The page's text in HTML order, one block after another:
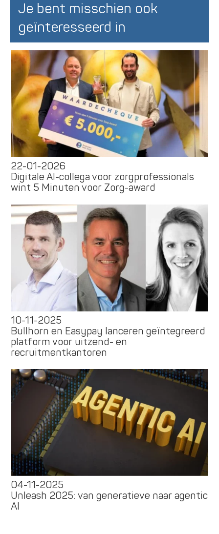
Je bent misschien ook
geïnteresseerd in
22-01-2026
Digitale AI-collega voor zorgprofessionals
wint 5 Minuten voor Zorg-award
10-11-2025
Bullhorn en Easypay lanceren geïntegreerd
platform voor uitzend- en
recruitmentkantoren
04-11-2025
Unleash 2025: van generatieve naar agentic
AI